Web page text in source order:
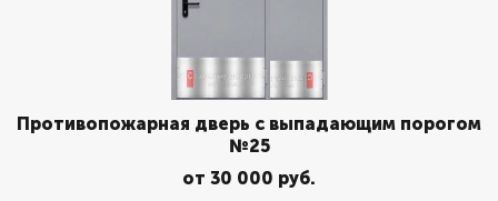
Противопожарная дверь с выпадающим порогом
№25
от 30 000 руб.